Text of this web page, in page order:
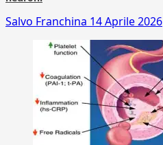
Salvo Franchina 14 Aprile 2026